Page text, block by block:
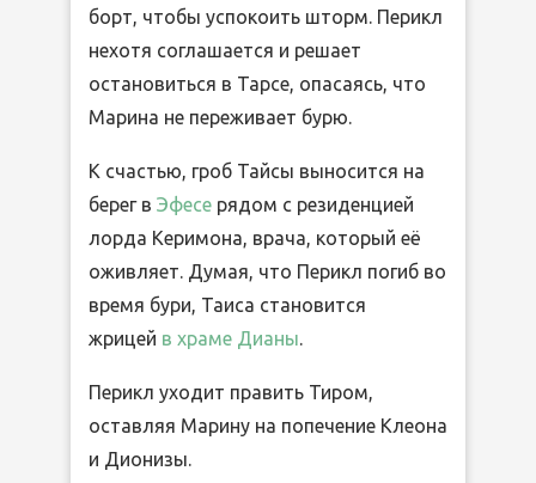
борт, чтобы успокоить шторм. Перикл
нехотя соглашается и решает
остановиться в Тарсе, опасаясь, что
Марина не переживает бурю.
К счастью, гроб Тайсы выносится на
берег в Эфесе рядом с резиденцией
лорда Керимона, врача, который её
оживляет. Думая, что Перикл погиб во
время бури, Таиса становится
жрицей в храме Дианы.
Перикл уходит править Тиром,
оставляя Марину на попечение Клеона
и Дионизы.